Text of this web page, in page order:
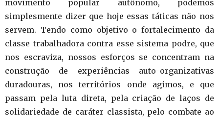
movimento popular autônomo, podemos
simplesmente dizer que hoje essas táticas não nos
servem. Tendo como objetivo o fortalecimento da
classe trabalhadora contra esse sistema podre, que
nos escraviza, nossos esforços se concentram na
construção de experiências auto-organizativas
duradouras, nos territórios onde agimos, e que
passam pela luta direta, pela criação de laços de
solidariedade de caráter classista, pelo combate ao